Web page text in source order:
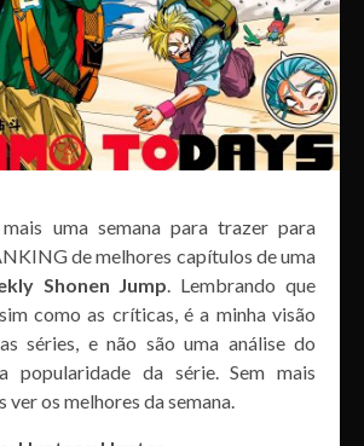
uma semana para trazer para
de melhores capítulos de uma
Shonen Jump. Lembrando que
como as críticas, é a minha visão
séries, e não são uma análise do
popularidade da série. Sem mais
ver os melhores da semana.